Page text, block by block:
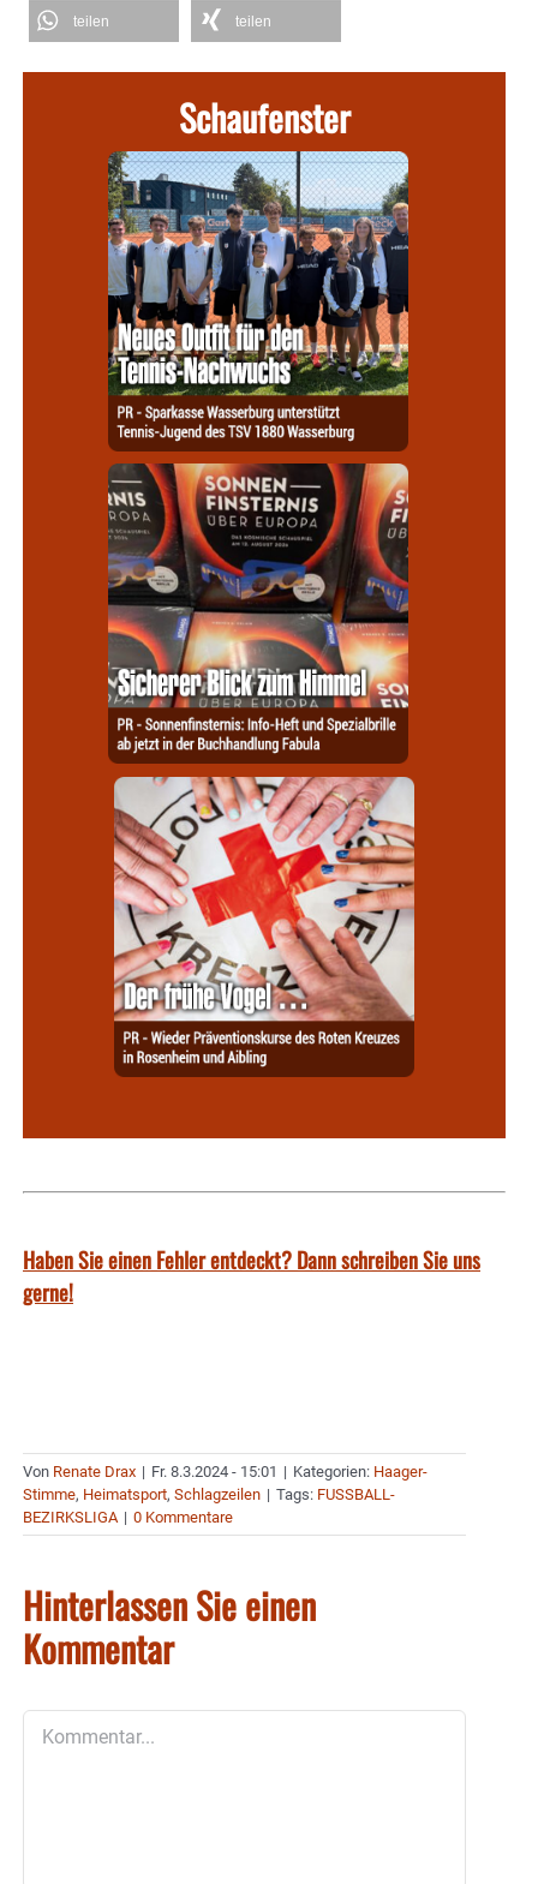
teilen teilen
Schaufenster
Haben Sie einen Fehler entdeckt? Dann schreiben Sie uns
gerne!
Von Renate Drax | Fr. 8.3.2024 - 15:01 | Kategorien: Haager-
Stimme, Heimatsport, Schlagzeilen | Tags: FUSSBALL-
BEZIRKSLIGA | 0 Kommentare
Hinterlassen Sie einen
Kommentar